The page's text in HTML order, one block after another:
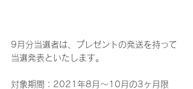
9月分当選者は、プレゼントの発送を持って
当選発表といたします。
対象期間：2021年8月〜10月の3ヶ月限